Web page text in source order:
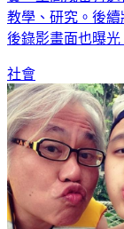
教學、研究。後
後錄影畫面也曝光
社會